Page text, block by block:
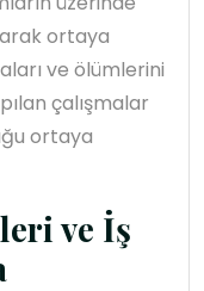
ortaya
ve ölümlerini
çalışmalar
ortaya
ve İş